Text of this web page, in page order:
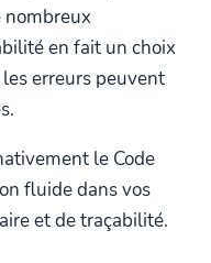
en fait un choix
erreurs peuvent
le Code
fluide dans vos
et de traçabilité.